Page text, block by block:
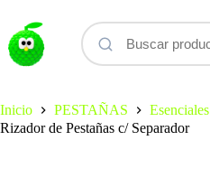
contenido
Inicio
PESTAÑAS Esenciales
Rizador de Pestañas c/ Separador